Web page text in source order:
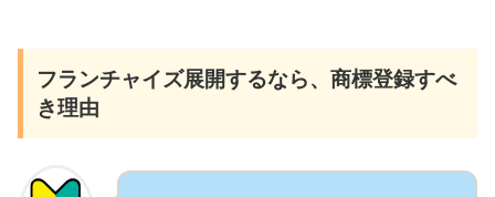
フランチャイズ展開するなら、商標登録すべ
き理由